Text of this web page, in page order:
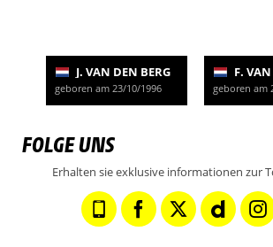
J. VAN DEN BERG
geboren am 23/10/1996
F. VAN
geboren am
FOLGE UNS
Erhalten sie exklusive informationen zur